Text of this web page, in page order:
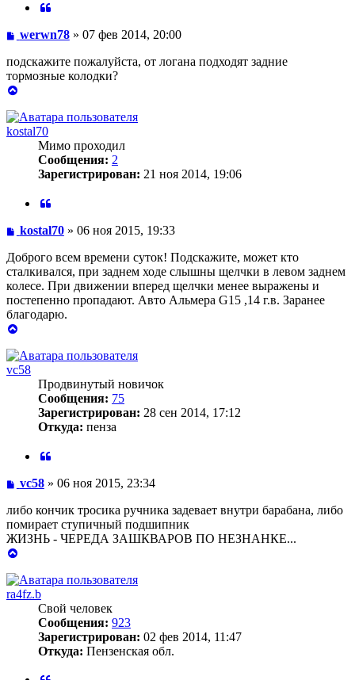
Сообщение
werwn78» 07 фев 2014, 20:00
подскажите пожалуйста, от логана подходят задние
тормозные колодки?
началу
kostal70
Мимо проходил
Сообщения: 2
Зарегистрирован: 21 ноя 2014, 19:06
Сообщение
kostal70» 06 ноя 2015, 19:33
Доброго всем времени суток! Подскажите, может кто
сталкивался, при заднем ходе слышны щелчки в левом заднем
колесе. При движении вперед щелчки менее выражены и
постепенно пропадают. Авто Альмера G15 ,14 г.в. Заранее
благодарю.
началу
vc58
Продвинутый новичок
Сообщения: 75
Зарегистрирован: 28 сен 2014, 17:12
Откуда: пенза
Сообщение
vc58» 06 ноя 2015, 23:34
либо кончик тросика ручника задевает внутри барабана, либо
помирает ступичный подшипник
ЖИЗНЬ - ЧЕРЕДА ЗАШКВАРОВ ПО НЕЗНАНКЕ...
началу
ra4fz.b
Свой человек
Сообщения: 923
Зарегистрирован: 02 фев 2014, 11:47
Откуда: Пензенская обл.